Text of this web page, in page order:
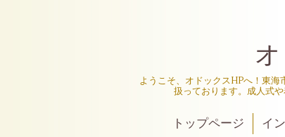
ようこそ、オドックスHPへ！東
扱っております。成人式
トップページ イ